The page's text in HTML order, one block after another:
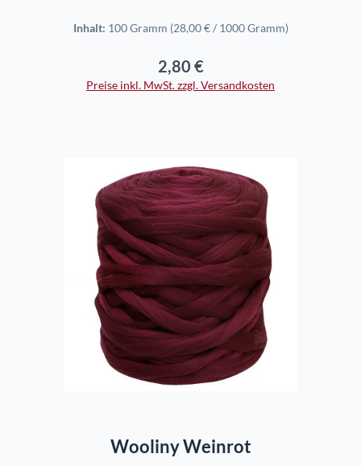
Inhalt: 100 Gramm (28,00 € / 1000 Gramm)
Regulärer Preis:
2,80 €
Preise inkl. MwSt. zzgl. Versandkosten
In den Warenkorb
Wooliny Weinrot